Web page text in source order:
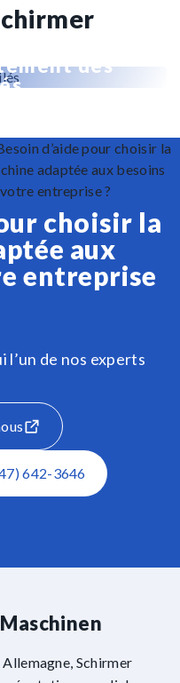
des
choisir la
aux
entreprise
l’un de nos experts
642-3646
Allemagne, Schirmer